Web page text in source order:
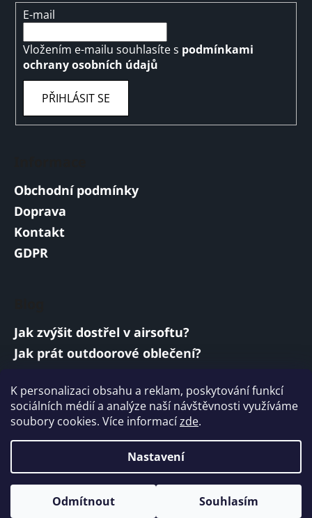
K personalizaci obsahu a reklam, poskytování funkcí
sociálních médií a analýze naší návštěvnosti využíváme
soubory cookies. Více informacízde.
Nastavení
Odmítnout Souhlasím
E-mail
Vložením e-mailu souhlasíte s podmínkami
ochrany osobních údajů
PŘIHLÁSIT SE
Obchodní podmínky
Doprava
Kontakt
GDPR
Jak zvýšit dostřel v airsoftu?
Jak prát outdoorové oblečení?
Vojenská a armádní sluchátka: co musí
splňovat?
ARCHIV
Vytvořil Shoptet
Copyright 2026
. Všechna práva